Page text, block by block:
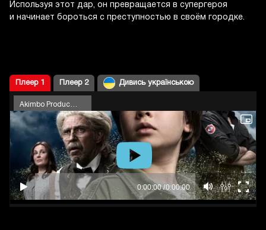
Используя этот дар, он превращается в супергероя
и начинает бороться с преступностью в своём городке.
Плеер 1 Плеер 2 Дивись українською